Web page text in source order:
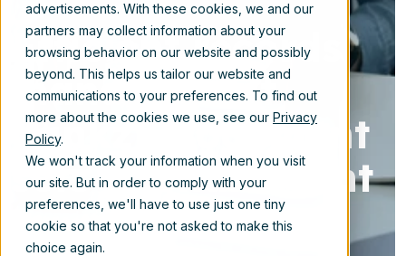
advertisements. With these cookies, we and our
partners may collect information about your
browsing behavior on our website and possibly
beyond. This helps us tailor our website and
communications to your preferences. To find out
more about the cookies we use, see our Privacy
Policy.
We won't track your information when you visit
our site. But in order to comply with your
preferences, we'll have to use just one tiny
cookie so that you're not asked to make this
choice again.
Efficiënt records
management
dankzij document
sets in SharePoint
12-apr-2024 11:15:00